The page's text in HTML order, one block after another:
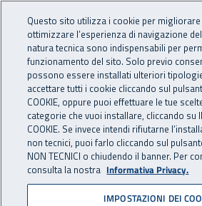
INAIL - Istituto
Navigazione
Pagina non
Il contenuto non è stato trovato. Per
navigazione è possibile ritornare alla
Questo sito utilizza i cookie per
ottimizzare l’esperienza di navigazione
natura tecnica sono indispensabili per
funzionamento del sito. Solo previo
possono essere installati ulteriori
accettare tutti i cookie cliccando sul
COOKIE, oppure puoi effettuare le tue
categorie che vuoi installare, cliccando su
COOKIE. Se invece intendi rifiutarne
non tecnici, puoi farlo cliccando sul
NON TECNICI o chiudendo il banner. Per
consulta la nostra Informativa Privacy.
IMPOSTAZIONI DEI